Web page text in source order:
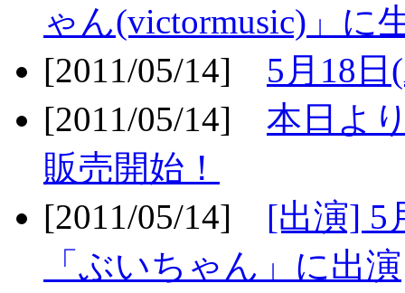
ゃん(victormusic)」に
[2011/05/14] 5月18
[2011/05/14] 本日よ
販売開始！
[2011/05/14] [出演] 5
「ぶいちゃん」に出演